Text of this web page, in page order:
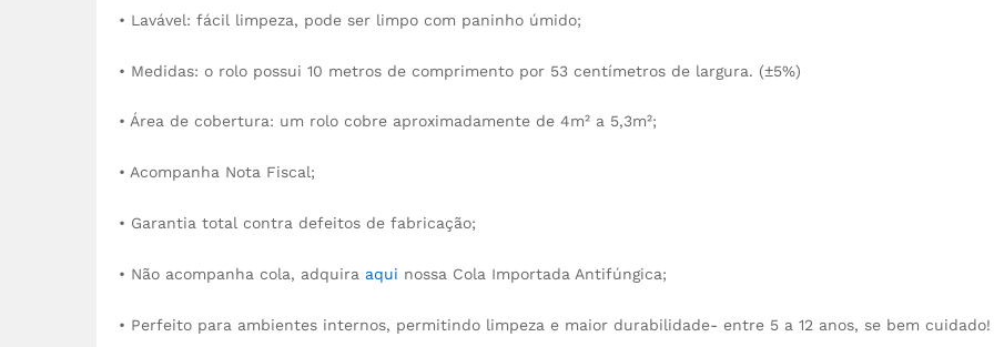
• Lavável: fácil limpeza, pode ser limpo com paninho úmido;
• Medidas: o rolo possui 10 metros de comprimento por 53 centímetros de largura. (±5%)
• Área de cobertura: um rolo cobre aproximadamente de 4m² a 5,3m²;
• Acompanha Nota Fiscal;
• Garantia total contra defeitos de fabricação;
• Não acompanha cola, adquira aqui nossa Cola Importada Antifúngica;
• Perfeito para ambientes internos, permitindo limpeza e maior durabilidade- entre 5 a 12 anos, se bem cuidado!